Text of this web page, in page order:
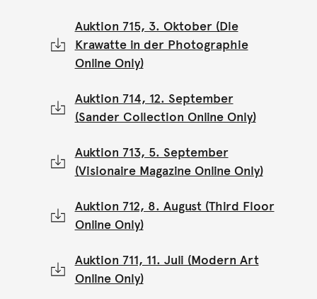
Auktion 715, 3. Oktober (Die
Krawatte in der Photographie
Online Only)
Auktion 714, 12. September
(Sander Collection Online Only)
Auktion 713, 5. September
(Visionaire Magazine Online Only)
Auktion 712, 8. August (Third Floor
Online Only)
Auktion 711, 11. Juli (Modern Art
Online Only)